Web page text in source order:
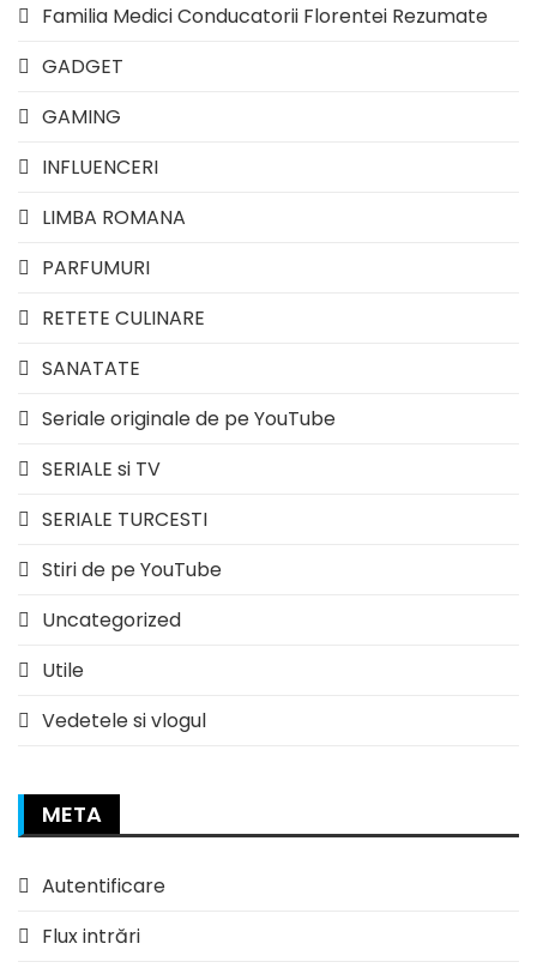
Familia Medici Conducatorii Florentei Rezumate
GADGET
GAMING
INFLUENCERI
LIMBA ROMANA
PARFUMURI
RETETE CULINARE
SANATATE
Seriale originale de pe YouTube
SERIALE si TV
SERIALE TURCESTI
Stiri de pe YouTube
Uncategorized
Utile
Vedetele si vlogul
META
Autentificare
Flux intrări